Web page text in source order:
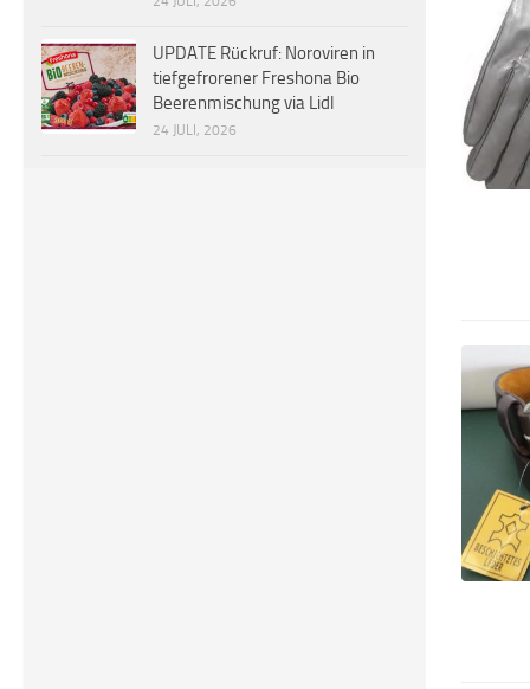
UPDATE Rückruf: Noroviren in
tiefgefrorener Freshona Bio
Beerenmischung via Lidl
24 JULI, 2026